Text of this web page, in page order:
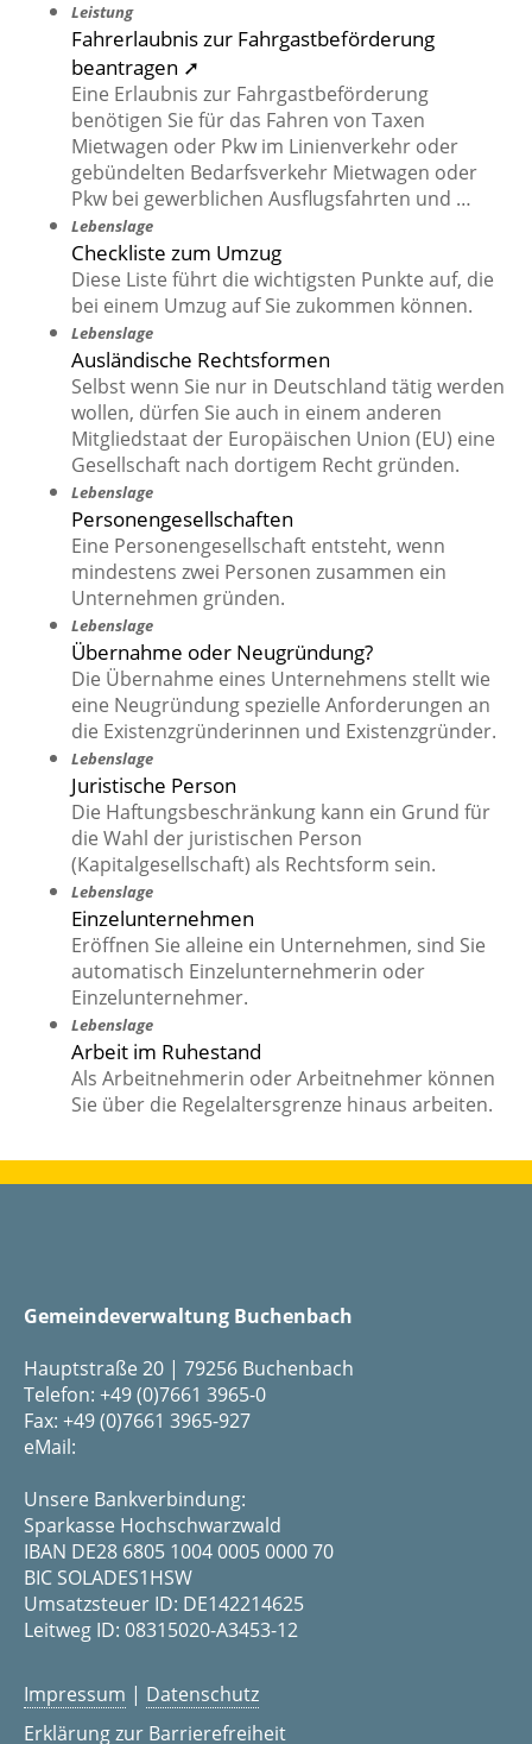
Leistung
Fahrerlaubnis zur Fahrgastbeförderung
beantragen ➚
Eine Erlaubnis zur Fahrgastbeförderung
benötigen Sie für das Fahren von Taxen
Mietwagen oder Pkw im Linienverkehr oder
gebündelten Bedarfsverkehr Mietwagen oder
Pkw bei gewerblichen Ausflugsfahrten und …
Lebenslage
Checkliste zum Umzug
Diese Liste führt die wichtigsten Punkte auf, die
bei einem Umzug auf Sie zukommen können.
Lebenslage
Ausländische Rechtsformen
Selbst wenn Sie nur in Deutschland tätig werden
wollen, dürfen Sie auch in einem anderen
Mitgliedstaat der Europäischen Union (EU) eine
Gesellschaft nach dortigem Recht gründen.
Lebenslage
Personengesellschaften
Eine Personengesellschaft entsteht, wenn
mindestens zwei Personen zusammen ein
Unternehmen gründen.
Lebenslage
Übernahme oder Neugründung?
Die Übernahme eines Unternehmens stellt wie
eine Neugründung spezielle Anforderungen an
die Existenzgründerinnen und Existenzgründer.
Lebenslage
Juristische Person
Die Haftungsbeschränkung kann ein Grund für
die Wahl der juristischen Person
(Kapitalgesellschaft) als Rechtsform sein.
Lebenslage
Einzelunternehmen
Eröffnen Sie alleine ein Unternehmen, sind Sie
automatisch Einzelunternehmerin oder
Einzelunternehmer.
Lebenslage
Arbeit im Ruhestand
Als Arbeitnehmerin oder Arbeitnehmer können
Sie über die Regelaltersgrenze hinaus arbeiten.
Gemeindeverwaltung Buchenbach
Hauptstraße 20 | 79256 Buchenbach
Telefon: +49 (0)7661 3965-0
Fax: +49 (0)7661 3965-927
eMail:
Unsere Bankverbindung:
Sparkasse Hochschwarzwald
IBAN DE28 6805 1004 0005 0000 70
BIC SOLADES1HSW
Umsatzsteuer ID: DE142214625
Leitweg ID: 08315020-A3453-12
Impressum | Datenschutz
Erklärung zur Barrierefreiheit